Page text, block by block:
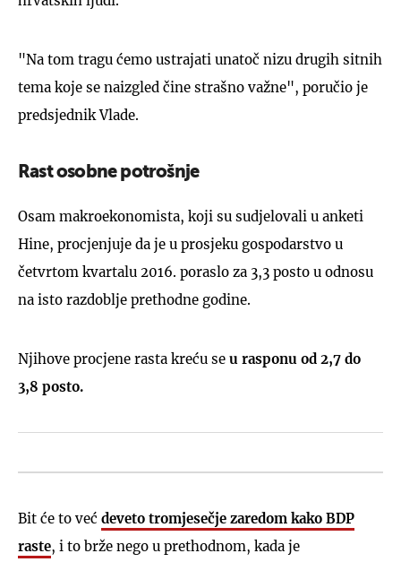
"Na tom tragu ćemo ustrajati unatoč nizu drugih sitnih
tema koje se naizgled čine strašno važne", poručio je
predsjednik Vlade.
Rast osobne potrošnje
Osam makroekonomista, koji su sudjelovali u anketi
Hine, procjenjuje da je u prosjeku gospodarstvo u
četvrtom kvartalu 2016. poraslo za 3,3 posto u odnosu
na isto razdoblje prethodne godine.
Njihove procjene rasta kreću se u rasponu od 2,7 do
3,8 posto.
Bit će to već deveto tromjesečje zaredom kako BDP
raste, i to brže nego u prethodnom, kada je